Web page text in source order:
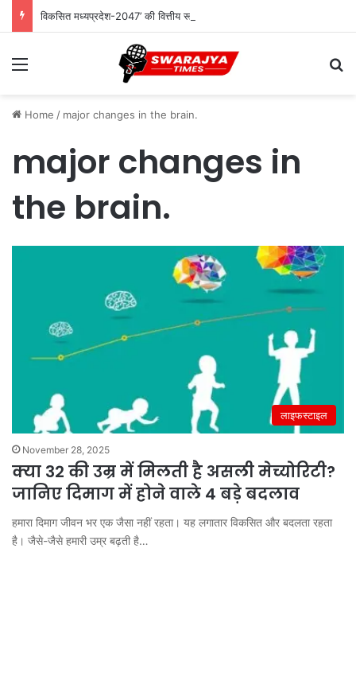
विकसित मध्यप्रदेश-2047’ की वित्तीय रूपरेखा तैयार
Menu
Home / major changes in the brain.
major changes in
the brain.
लाइफस्टाइल
November 28, 2025
क्या 32 की उम्र में मिलती है असली मेच्योरिटी?
जानिए दिमाग में होने वाले 4 बड़े बदलाव
हमारा दिमाग जीवन भर एक जैसा नहीं रहता। यह लगातार विकसित और बदलता रहता
है। जैसे-जैसे हमारी उम्र बढ़ती है…